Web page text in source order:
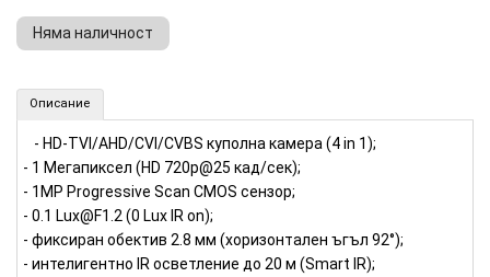
1 starНяма наличност
Описание
- HD-TVI/AHD/CVI/CVBS куполна камера (4 in 1);
- 1 Мегапиксел (HD 720p@25 кад/сек);
- 1MP Progressive Scan CMOS сензор;
- 0.1 Lux@F1.2 (0 Lux IR on);
- фиксиран обектив 2.8 мм (хоризонтален ъгъл 92°);
- интелигентно IR осветление до 20 м (Smart IR);